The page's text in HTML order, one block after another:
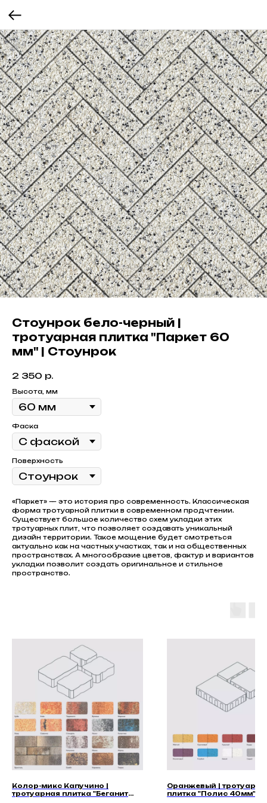
Стоунрок бело-черный |
тротуарная плитка "Паркет 60
мм" | Стоунрок
2 350 р.
Высота, мм
Фаска
Поверхность
«Паркет» — это история про современность. Классическая
форма тротуарной плитки в современном продчтении.
Существует большое количество схем укладки этих
тротуарных плит, что позволяет создавать уникальный
дизайн территории. Такое мощение будет смотреться
актуально как на частных участках, так и на общественных
пространствах. А многообразие цветов, фактур и вариантов
укладки позволит создать оригинальное и стильное
пространство.
Колор-микс Капучино |
тротуарная плитка "Беганит
Оранжевый |
плитка "Полис 40мм" |